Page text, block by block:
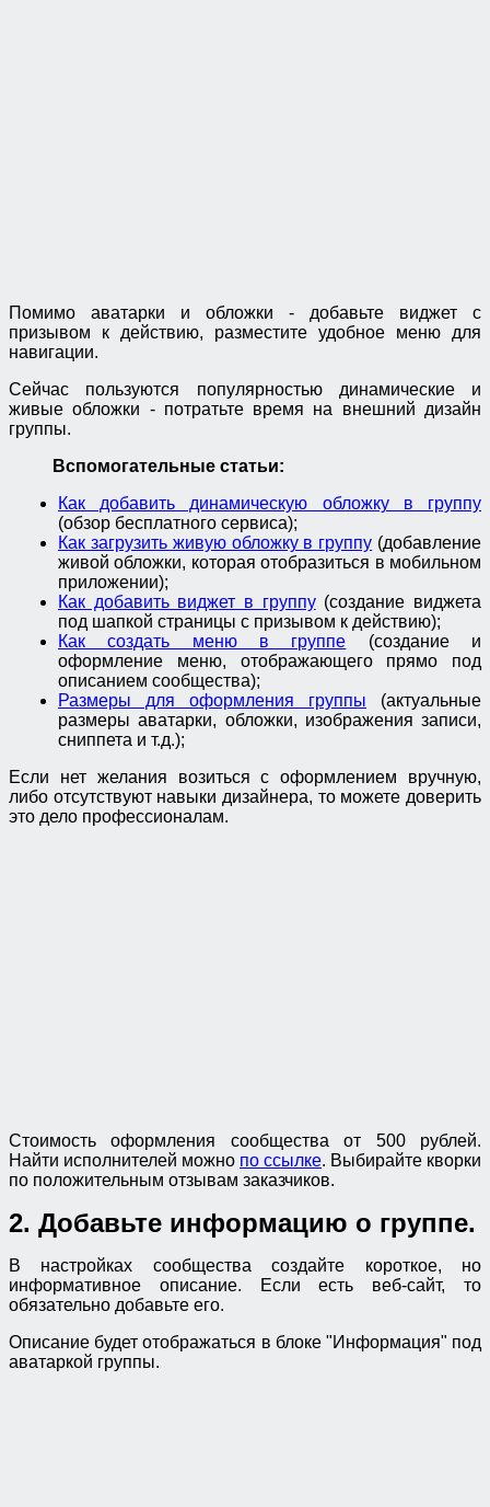
Помимо аватарки и обложки - добавьте виджет с
призывом к действию, разместите удобное меню для
навигации.
Сейчас пользуются популярностью динамические и
живые обложки - потратьте время на внешний дизайн
группы.
Вспомогательные статьи:
Как добавить динамическую обложку в группу
(обзор бесплатного сервиса);
Как загрузить живую обложку в группу (добавление
живой обложки, которая отобразиться в мобильном
приложении);
Как добавить виджет в группу(создание виджета
под шапкой страницы с призывом к действию);
Как создать меню в группе (создание и
оформление меню, отображающего прямо под
описанием сообщества);
Размеры для оформления группы (актуальные
размеры аватарки, обложки, изображения записи,
сниппета и т.д.);
Если нет желания возиться с оформлением вручную,
либо отсутствуют навыки дизайнера, то можете доверить
это дело профессионалам.
Стоимость оформления сообщества от 500 рублей.
Найти исполнителей можно по ссылке. Выбирайте кворки
по положительным отзывам заказчиков.
2. Добавьте информацию о группе.
В настройках сообщества создайте короткое, но
информативное описание. Если есть веб-сайт, то
обязательно добавьте его.
Описание будет отображаться в блоке "Информация" под
аватаркой группы.